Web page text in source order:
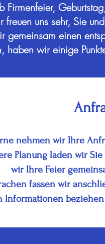
Firmenfeier,
freuen uns sehr, Sie
gemeinsam einen
haben wir einige
nehmen wir Ihre
Planung laden wir
wir Ihre Feier
fassen wir
Informationen